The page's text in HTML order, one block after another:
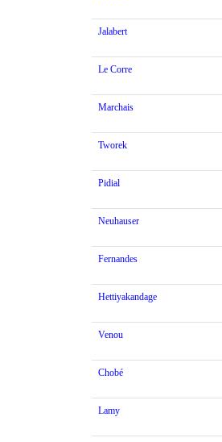
Jalabert
Le Corre
Marchais
Tworek
Pidial
Neuhauser
Fernandes
Hettiyakandage
Venou
Chobé
Lamy